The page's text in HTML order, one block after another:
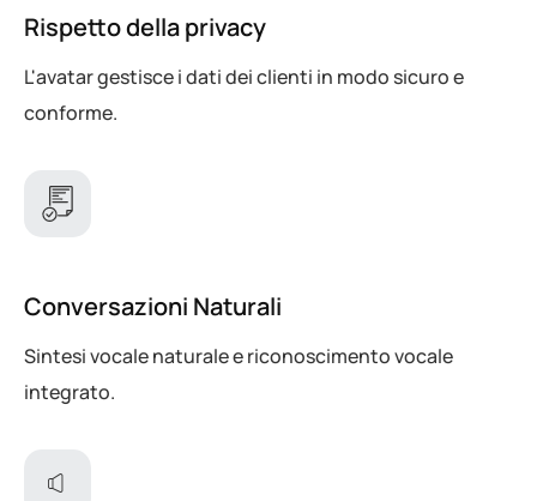
Rispetto della privacy
L'avatar gestisce i dati dei clienti in modo sicuro e
conforme.
Conversazioni Naturali
Sintesi vocale naturale e riconoscimento vocale
integrato.